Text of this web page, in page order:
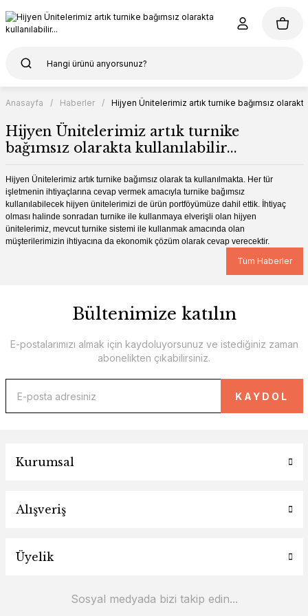
Anasayfa Haberler Hijyen Ünitelerimiz artık turnike bağımsız
Hijyen Ünitelerimiz artık turnike
bağımsız olarakta kullanılabilir...
Hijyen Ünitelerimiz artık turnike bağımsız olarak ta kullanılmakta. Her tür
işletmenin ihtiyaçlarına cevap vermek amacıyla turnike bağımsız
kullanılabilecek hijyen ünitelerimizi de ürün portföyümüze dahil ettik. İhtiyaç
olması halinde sonradan turnike ile kullanmaya elverişli olan hijyen
ünitelerimiz, mevcut turnike sistemi ile kullanmak amacında olan
müşterilerimizin ihtiyacına da ekonomik çözüm olarak cevap verecektir.
Tüm Haberler
Bültenimize katılın
E-postalarımızı almak için kaydoluyorsunuz ve istediğiniz zaman
abonelikten çıkabilirsiniz.
KAYDOL
Kurumsal
Alışveriş
Üyelik
Sosyal medyada bizi takip edin...